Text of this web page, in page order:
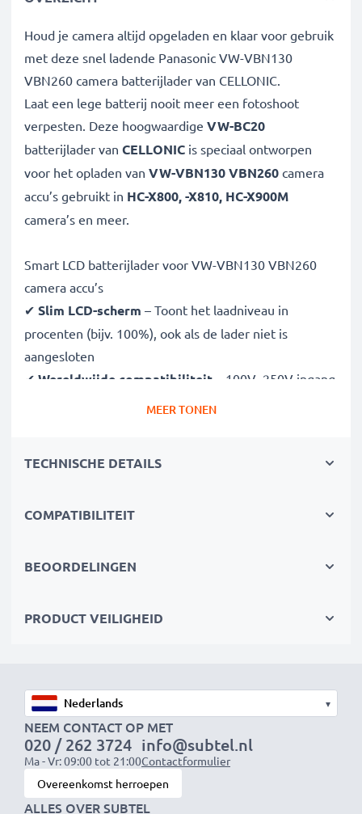
Houd je camera altijd opgeladen en klaar voor gebruik
met deze snel ladende Panasonic VW-VBN130
VBN260 camera batterijlader van CELLONIC.
Laat een lege batterij nooit meer een fotoshoot
verpesten. Deze hoogwaardige VW-BC20
batterijlader van CELLONIC is speciaal ontworpen
voor het opladen van VW-VBN130 VBN260 camera
accu’s gebruikt in HC-X800, -X810, HC-X900M
camera’s en meer.
Smart LCD batterijlader voor VW-VBN130 VBN260
camera accu’s
✔ Slim LCD-scherm – Toont het laadniveau in
procenten (bijv. 100%), ook als de lader niet is
aangesloten
✔ Wereldwijde compatibiliteit – 100V–250V ingang
voor wereldwijd gebruik
✔Gecertificeerde veiligheid
oververhitting en kortsluiting
Compact & reisklaar
Snelle laadtijden
1x 1000mAh accu:ca. 2 uur
1x 2000mAh accu: ca. 4 uur
1x 3000mAh accu:ca. 6 uur
MEER TONEN
TECHNISCHE DETAILS
COMPATIBILITEIT
BEOORDELINGEN
PRODUCT VEILIGHEID
▾
NEEM CONTACT OP MET
020 / 262 3724
Ma - Vr: 09:00 tot 21:00
info@subtel.nl
Contactformulier
Overeenkomst herroepen
ALLES OVER SUBTEL